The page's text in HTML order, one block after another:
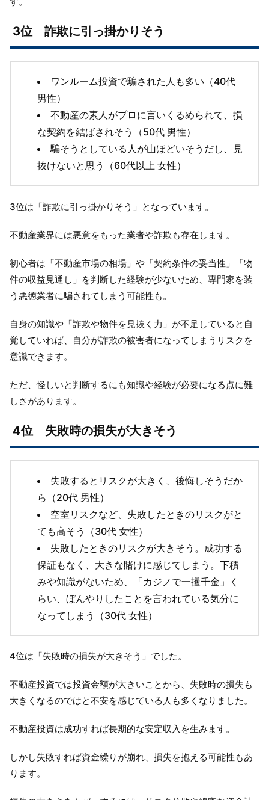
3位 詐欺に引っ掛かりそう
ワンルーム投資で騙された人も多い（40代
男性）
不動産の素人がプロに言いくるめられて、損
な契約を結ばされそう（50代 男性）
騙そうとしている人が山ほどいそうだし、見
抜けないと思う（60代以上 女性）
3位は「詐欺に引っ掛かりそう」となっています。
不動産業界には悪意をもった業者や詐欺も存在します。
初心者は「不動産市場の相場」や「契約条件の妥当性」「物
件の収益見通し」を判断した経験が少ないため、専門家を装
う悪徳業者に騙されてしまう可能性も。
自身の知識や「詐欺や物件を見抜く力」が不足していると自
覚していれば、自分が詐欺の被害者になってしまうリスクを
意識できます。
ただ、怪しいと判断するにも知識や経験が必要になる点に難
しさがあります。
4位 失敗時の損失が大きそう
失敗するとリスクが大きく、後悔しそうだか
ら（20代 男性）
空室リスクなど、失敗したときのリスクがと
ても高そう（30代 女性）
失敗したときのリスクが大きそう。成功する
保証もなく、大きな賭けに感じてしまう。下積
みや知識がないため、「カジノで一攫千金」く
らい、ぼんやりしたことを言われている気分に
なってしまう（30代 女性）
4位は「失敗時の損失が大きそう」でした。
不動産投資では投資金額が大きいことから、失敗時の損失も
大きくなるのではと不安を感じている人も多くなりました。
不動産投資は成功すれば長期的な安定収入を生みます。
しかし失敗すれば資金繰りが崩れ、損失を抱える可能性もあ
ります。